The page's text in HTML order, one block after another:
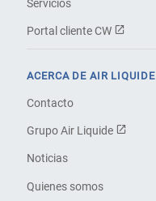
Servicios
Portal cliente CW
ACERCA DE AIR LIQUIDE
Contacto
Grupo Air Liquide
Noticias
Quienes somos